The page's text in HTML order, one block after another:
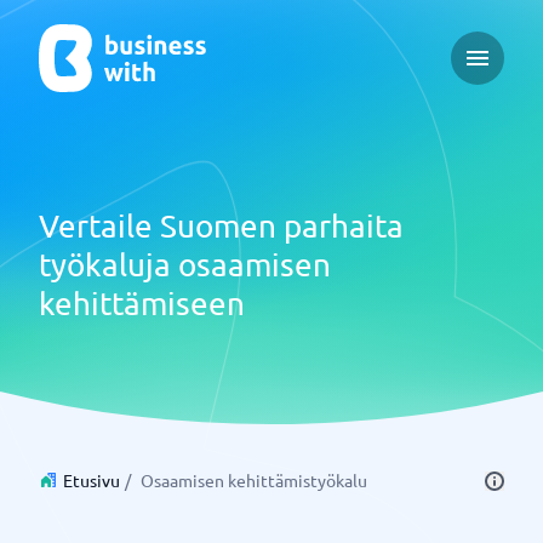
Open
Vertaile Suomen parhaita
työkaluja osaamisen
kehittämiseen
Etusivu / Osaamisen kehittämistyökalu